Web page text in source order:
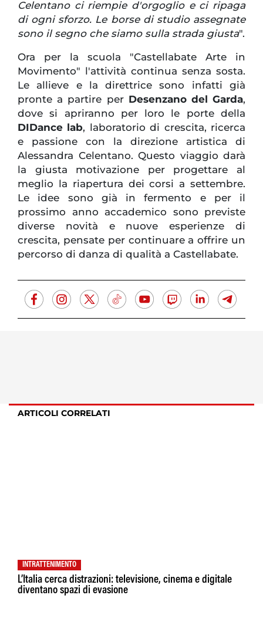
Celentano ci riempie d'orgoglio e ci ripaga
di ogni sforzo. Le borse di studio assegnate
sono il segno che siamo sulla strada giusta".
Ora per la scuola "Castellabate Arte in
Movimento" l'attività continua senza sosta.
Le allieve e la direttrice sono infatti già
pronte a partire per Desenzano del Garda,
dove si apriranno per loro le porte della
DIDance lab, laboratorio di crescita, ricerca
e passione con la direzione artistica di
Alessandra Celentano. Questo viaggio darà
la giusta motivazione per progettare al
meglio la riapertura dei corsi a settembre.
Le idee sono già in fermento e per il
prossimo anno accademico sono previste
diverse novità e nuove esperienze di
crescita, pensate per continuare a offrire un
percorso di danza di qualità a Castellabate.
ARTICOLI CORRELATI
INTRATTENIMENTO
L’Italia cerca distrazioni: televisione, cinema e digitale
diventano spazi di evasione